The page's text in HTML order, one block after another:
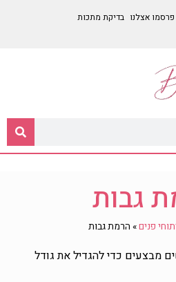
פרסמו אצלנו בדיקת מתכות
גבות
פנים» הרמת גבות
מבצעים כדי להגדיל את גודל